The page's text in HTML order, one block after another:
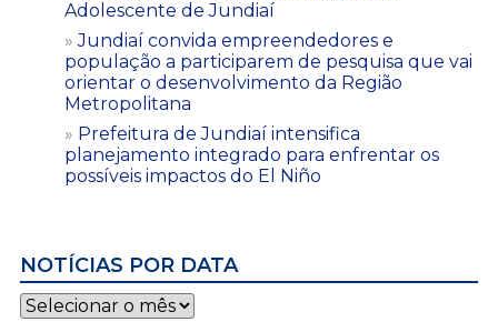
Adolescente de Jundiaí
Jundiaí convida empreendedores e
população a participarem de pesquisa que vai
orientar o desenvolvimento da Região
Metropolitana
Prefeitura de Jundiaí intensifica
planejamento integrado para enfrentar os
possíveis impactos do El Niño
NOTÍCIAS POR DATA
Notícias
por